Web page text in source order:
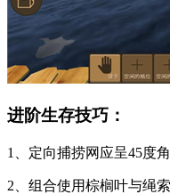
进阶生存技巧：
1、定向捕捞网应呈45度
2、组合使用棕榈叶与绳